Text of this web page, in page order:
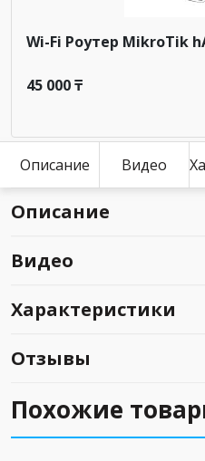
Wi-Fi Роутер MikroTik
45 000 ₸
Описание Видео
Описание
Видео
Характеристики
Отзывы
Похожие